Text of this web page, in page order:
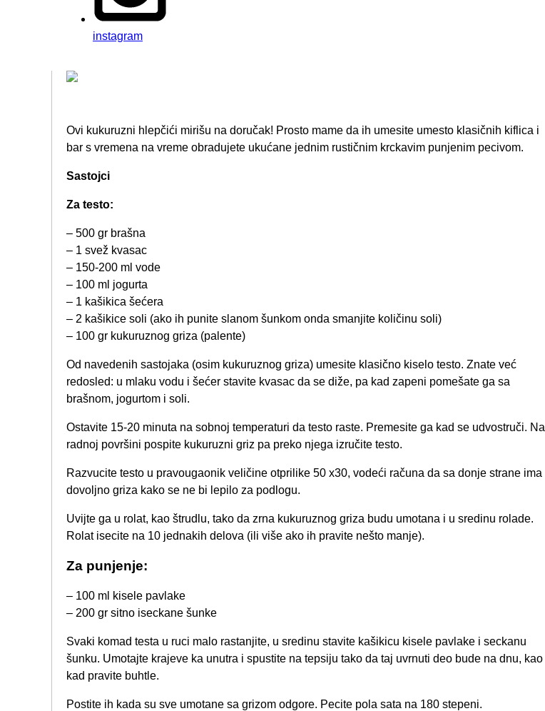
instagram
Ovi kukuruzni hlepčići mirišu na doručak! Prosto mame da ih umesite umesto klasičnih kiflica i
bar s vremena na vreme obradujete ukućane jednim rustičnim krckavim punjenim pecivom.
Sastojci
Za testo:
– 500 gr brašna
– 1 svež kvasac
– 150-200 ml vode
– 100 ml jogurta
– 1 kašikica šećera
– 2 kašikice soli (ako ih punite slanom šunkom onda smanjite količinu soli)
– 100 gr kukuruznog griza (palente)
Od navedenih sastojaka (osim kukuruznog griza) umesite klasično kiselo testo. Znate već
redosled: u mlaku vodu i šećer stavite kvasac da se diže, pa kad zapeni pomešate ga sa
brašnom, jogurtom i soli.
Ostavite 15-20 minuta na sobnoj temperaturi da testo raste. Premesite ga kad se udvostruči. Na
radnoj površini pospite kukuruzni griz pa preko njega izručite testo.
Razvucite testo u pravougaonik veličine otprilike 50 x30, vodeći računa da sa donje strane ima
dovoljno griza kako se ne bi lepilo za podlogu.
Uvijte ga u rolat, kao štrudlu, tako da zrna kukuruznog griza budu umotana i u sredinu rolade.
Rolat isecite na 10 jednakih delova (ili više ako ih pravite nešto manje).
Za punjenje:
– 100 ml kisele pavlake
– 200 gr sitno iseckane šunke
Svaki komad testa u ruci malo rastanjite, u sredinu stavite kašikicu kisele pavlake i seckanu
šunku. Umotajte krajeve ka unutra i spustite na tepsiju tako da taj uvrnuti deo bude na dnu, kao
kad pravite buhtle.
Postite ih kada su sve umotane sa grizom odgore. Pecite pola sata na 180 stepeni.